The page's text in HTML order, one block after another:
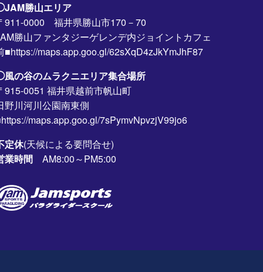
勝山エリア
911-0000 福井県勝山市170－70
勝山ファンタジーゲレンデ内ジョイントカフェ
■https://maps.app.goo.gl/62sXqD4zJkYmJhF87
の谷のムラクニエリア集合場所
915-0051 福井県越前市帆山町
野川河川公園南東側
maps.app.goo.gl/7sPymvNpvzjV99jo6
定休(天候による要問合せ)
業時間 AM8:00～PM5:00